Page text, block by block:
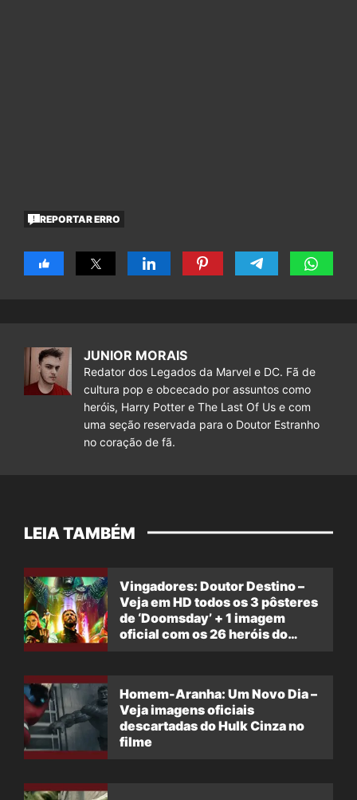
REPORTAR ERRO
JUNIOR MORAIS
Redator dos Legados da Marvel e DC. Fã de
cultura pop e obcecado por assuntos como
heróis, Harry Potter e The Last Of Us e com
uma seção reservada para o Doutor Estranho
no coração de fã.
LEIA TAMBÉM
Vingadores: Doutor Destino –
Veja em HD todos os 3 pôsteres
de ‘Doomsday’ + 1 imagem
oficial com os 26 heróis do
Homem-Aranha: Um Novo Dia –
Veja imagens oficiais
descartadas do Hulk Cinza no
filme